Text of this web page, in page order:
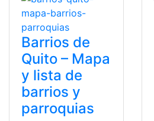
Barrios de
Quito – Mapa
y lista de
barrios y
parroquias